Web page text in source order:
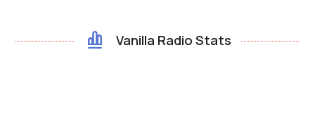
Vanilla Radio Stats